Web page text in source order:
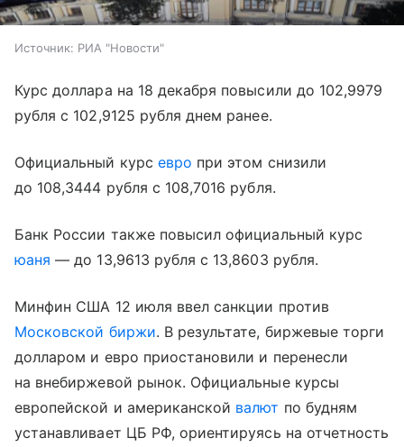
Источник: РИА "Новости"
Курс доллара на 18 декабря повысили до 102,9979
рубля с 102,9125 рубля днем ранее.
Официальный курс евро при этом снизили
до 108,3444 рубля с 108,7016 рубля.
Банк России также повысил официальный курс
юаня — до 13,9613 рубля с 13,8603 рубля.
Минфин США 12 июля ввел санкции против
Московской биржи. В результате, биржевые торги
долларом и евро приостановили и перенесли
на внебиржевой рынок. Официальные курсы
европейской и американской валют по будням
устанавливает ЦБ РФ, ориентируясь на отчетность